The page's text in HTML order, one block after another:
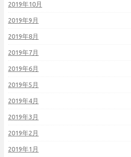
2019年10月
2019年9月
2019年8月
2019年7月
2019年6月
2019年5月
2019年4月
2019年3月
2019年2月
2019年1月